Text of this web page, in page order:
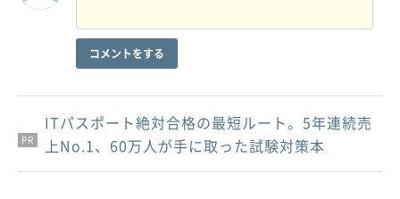
コメントをする
PR
PR
PR
ITパスポート絶対合格の最短ルート。5年連続売
上No.1、60万人が手に取った試験対策本